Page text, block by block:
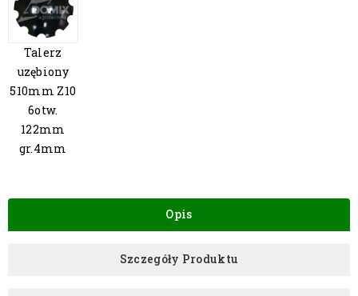
Talerz
uzębiony
510mm Z10
6otw.
122mm
gr.4mm
Opis
Szczegóły Produktu